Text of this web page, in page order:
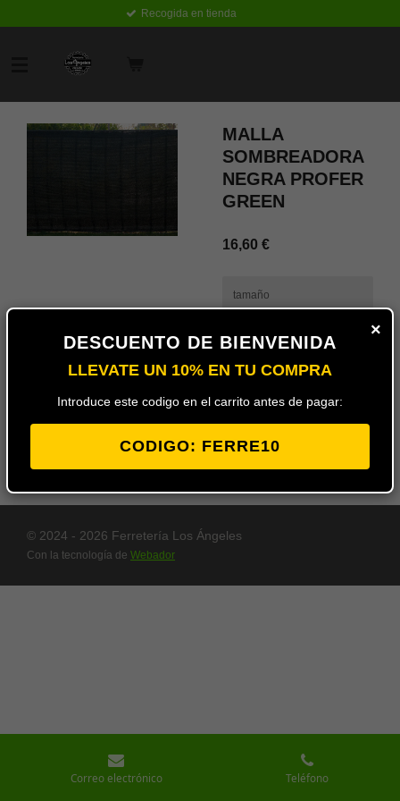
MALLA
SOMBREADORA
NEGRA PROFER
GREEN
16,60 €
tamaño
al
carrito
© 2024 - 2026 Ferretería Los Ángeles
Con la tecnología de Webador
Correo electrónico Teléfono
×
DESCUENTO DE BIENVENIDA
LLEVATE UN 10% EN TU COMPRA
Introduce este codigo en el carrito antes de pagar:
CODIGO: FERRE10